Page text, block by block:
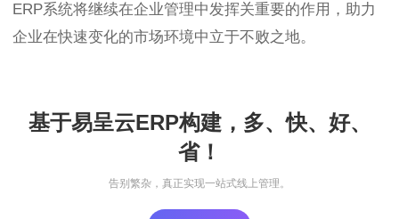
ERP系统将继续在企业管理中发挥关重要的作用，助力
企业在快速变化的市场环境中立于不败之地。
基于易呈云ERP构建，多、快、好、
省！
告别繁杂，真正实现一站式线上管理。